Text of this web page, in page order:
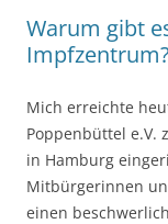
Warum gibt
Impfzentrum?
Mich erreichte
Poppenbüttel e.V.
in Hamburg
Mitbürgerinnen
einen